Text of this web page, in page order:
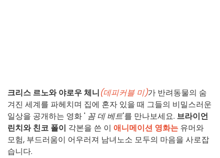
크리스 르노와 야로우 체니(데피커블 미)가 반려동물의 숨
겨진 세계를 파헤치며 집에 혼자 있을 때 그들의 비밀스러운
일상을 공개하는 영화 ' 꼼 데 베트'를 만나보세요. 브라이언
린치와 친코 폴이 각본을 쓴 이 애니메이션 영화는 유머와
모험, 부드러움이 어우러져 남녀노소 모두의 마음을 사로잡
습니다.